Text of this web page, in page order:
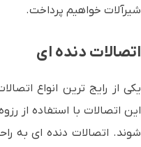
شیرآلات خواهیم پرداخت.
اتصالات دنده ای
یکی از رایج ترین انواع
این اتصالات با استفاده از
شوند. اتصالات دنده ای به